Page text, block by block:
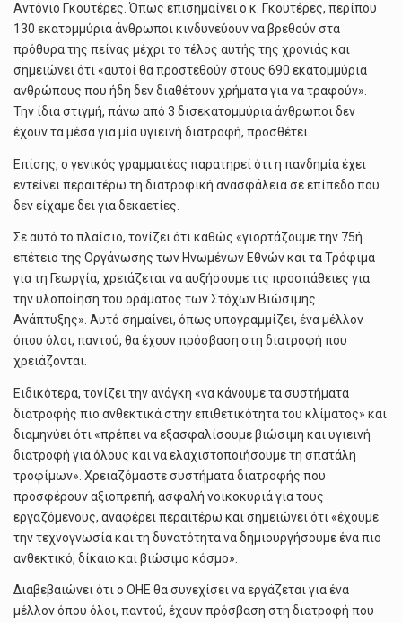
Αντόνιο Γκουτέρες. Όπως επισημαίνει ο κ. Γκουτέρες, περίπου
130 εκατομμύρια άνθρωποι κινδυνεύουν να βρεθούν στα
πρόθυρα της πείνας μέχρι το τέλος αυτής της χρονιάς και
σημειώνει ότι «αυτοί θα προστεθούν στους 690 εκατομμύρια
ανθρώπους που ήδη δεν διαθέτουν χρήματα για να τραφούν».
Την ίδια στιγμή, πάνω από 3 δισεκατομμύρια άνθρωποι δεν
έχουν τα μέσα για μία υγιεινή διατροφή, προσθέτει.
Επίσης, ο γενικός γραμματέας παρατηρεί ότι η πανδημία έχει
εντείνει περαιτέρω τη διατροφική ανασφάλεια σε επίπεδο που
δεν είχαμε δει για δεκαετίες.
Σε αυτό το πλαίσιο, τονίζει ότι καθώς «γιορτάζουμε την 75ή
επέτειο της Οργάνωσης των Ηνωμένων Εθνών και τα Τρόφιμα
για τη Γεωργία, χρειάζεται να αυξήσουμε τις προσπάθειες για
την υλοποίηση του οράματος των Στόχων Βιώσιμης
Ανάπτυξης». Αυτό σημαίνει, όπως υπογραμμίζει, ένα μέλλον
όπου όλοι, παντού, θα έχουν πρόσβαση στη διατροφή που
χρειάζονται.
Ειδικότερα, τονίζει την ανάγκη «να κάνουμε τα συστήματα
διατροφής πιο ανθεκτικά στην επιθετικότητα του κλίματος» και
διαμηνύει ότι «πρέπει να εξασφαλίσουμε βιώσιμη και υγιεινή
διατροφή για όλους και να ελαχιστοποιήσουμε τη σπατάλη
τροφίμων». Χρειαζόμαστε συστήματα διατροφής που
προσφέρουν αξιοπρεπή, ασφαλή νοικοκυριά για τους
εργαζόμενους, αναφέρει περαιτέρω και σημειώνει ότι «έχουμε
την τεχνογνωσία και τη δυνατότητα να δημιουργήσουμε ένα πιο
ανθεκτικό, δίκαιο και βιώσιμο κόσμο».
Διαβεβαιώνει ότι ο ΟΗΕ θα συνεχίσει να εργάζεται για ένα
μέλλον όπου όλοι, παντού, έχουν πρόσβαση στη διατροφή που